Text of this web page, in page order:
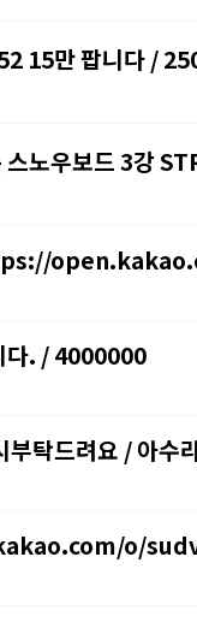
15만 팝니다 /
노우보드 3강
다. / 4000000
탁드려요 / 아수
o/